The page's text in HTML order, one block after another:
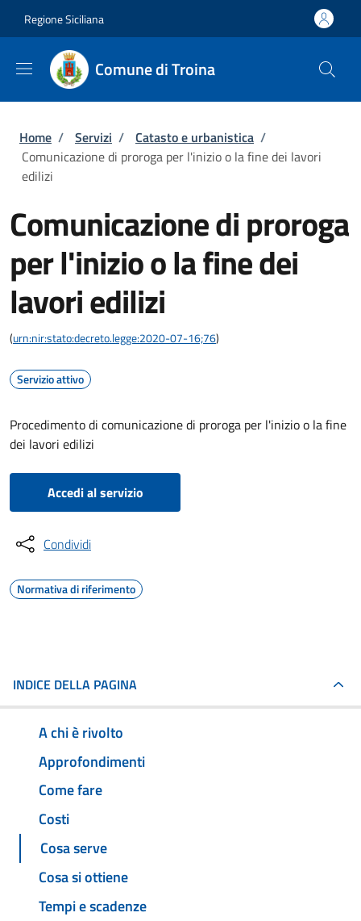
Regione Siciliana
Comune di Troina
Briciole di pane
Home / Servizi / Catasto e urbanistica /
Comunicazione di proroga per l'inizio o la fine dei lavori
edilizi
Comunicazione di proroga
per l'inizio o la fine dei
lavori edilizi
(urn:nir:stato:decreto.legge:2020-07-16;76)
Servizio attivo
Procedimento di comunicazione di proroga per l'inizio o la fine
dei lavori edilizi
Accedi al servizio
Condividi
Normativa di riferimento
INDICE DELLA PAGINA
A chi è rivolto
Approfondimenti
Come fare
Costi
Cosa serve
Cosa si ottiene
Tempi e scadenze